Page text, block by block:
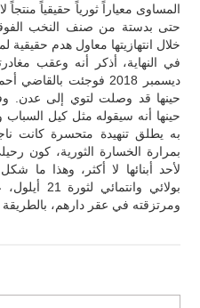
المساوى معياراً ثورياً حقيقياً
حتى بدستة من صنف النخب
خلال انتهازيتها معاول هدم حقيقية
في النهاية، أذكر أنه وعقب
ديسمبر 2018 فوجئت
حينها قد وصلت لتوي إلى عدن.
حينها أنه سيقوله مثل كيل السباب
به يطلق تنهيدة متحسرة كانت
بمرارة الخسارة الثورية، كون
لأحد أبنائها لا أكثر، وهذا ما
بولائي
ومرتزقته في عقر دارهم، بالطريقة